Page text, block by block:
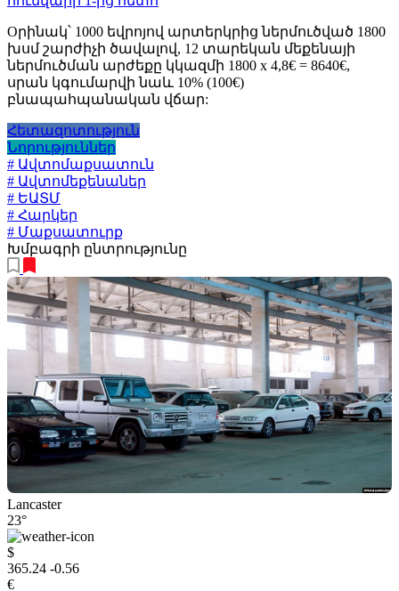
Oրինակ՝ 1000 եվրոյով արտերկրից ներմուծված 1800
խսմ շարժիչի ծավալով, 12 տարեկան մեքենայի
ներմուծման արժեքը կկազմի 1800 x 4,8€ = 8640€,
սրան կգումարվի նաև 10% (100€)
բնապահպանական վճար:
Հետազոտություն
Նորություններ
# Ավտոմաքսատուն
# Ավտոմեքենաներ
# ԵԱՏՄ
# Հարկեր
# Մաքսատուրք
Խմբագրի ընտրությունը
Lancaster
23°
$
365.24 -0.56
€